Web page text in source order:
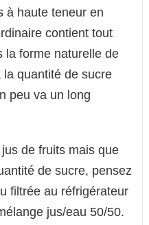
à haute teneur en
contient tout
la forme naturelle de
quantité de sucre
peu va un long
de fruits mais que
de sucre, pensez
filtrée au réfrigérateur
jus/eau 50/50.